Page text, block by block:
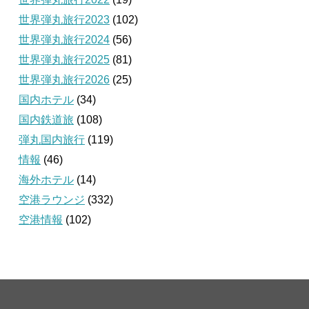
世界弾丸旅行2023 (102)
世界弾丸旅行2024 (56)
世界弾丸旅行2025 (81)
世界弾丸旅行2026 (25)
国内ホテル (34)
国内鉄道旅 (108)
弾丸国内旅行 (119)
情報 (46)
海外ホテル (14)
空港ラウンジ (332)
空港情報 (102)